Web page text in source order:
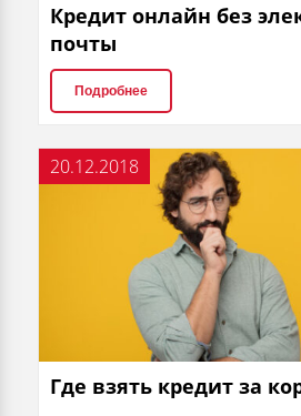
Кредит онлайн без
почты
Подробнее
20.12.2018
Где взять кредит за